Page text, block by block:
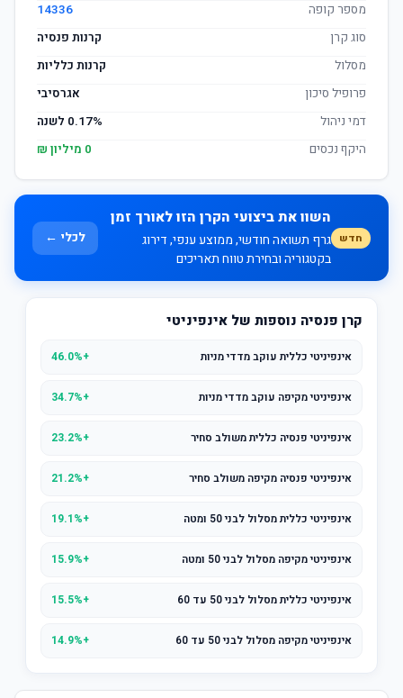
מספר קופה
14336
סוג קרן
קרנות פנסיה
מסלול
קרנות כלליות
פרופיל סיכון
אגרסיבי
דמי ניהול
0.17% לשנה
היקף נכסים
0 מיליון ₪
חדש
השוו את ביצועי הקרן הזו לאורך זמן
גרף תשואה חודשי, ממוצע ענפי, דירוג
בקטגוריה ובחירת טווח תאריכים
לכלי ←
קרן פנסיה נוספות של אינפיניטי
אינפיניטי כללית עוקב מדדי מניות +46.0%
אינפיניטי מקיפה עוקב מדדי מניות +34.7%
אינפיניטי פנסיה כללית משולב סחיר +23.2%
אינפיניטי פנסיה מקיפה משולב סחיר +21.2%
אינפיניטי כללית מסלול לבני 50 ומטה +19.1%
אינפיניטי מקיפה מסלול לבני 50 ומטה +15.9%
אינפיניטי כללית מסלול לבני 50 עד 60 +15.5%
אינפיניטי מקיפה מסלול לבני 50 עד 60 +14.9%